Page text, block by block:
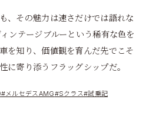
、その魅力は速さだけでは語れな
ンテージブルーという稀有な色を
を知り、価値観を育んだ先でこそ
に寄り添うフラッグシップだ。
#メルセデスAMG#Sクラス#試乗記